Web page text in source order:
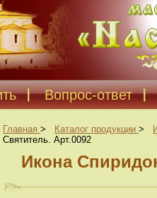
Вопрос-ответ
Главная > Каталог продукции >
Святитель. Арт.0092
Икона